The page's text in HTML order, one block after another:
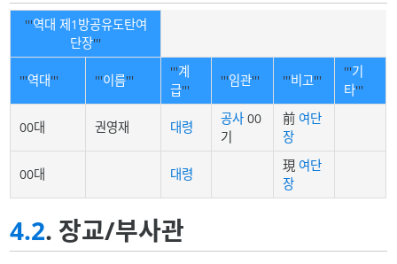
'''역대 제1방공유도탄여
단장'''
'''역대''' '''이름'''
'''계
급'''
'''임관''' '''비고'''
'''기
타'''
00대 권영재 대령
공사 00
기
前 여단
장
00대 대령
現 여단
장
4.2. 장교/부사관